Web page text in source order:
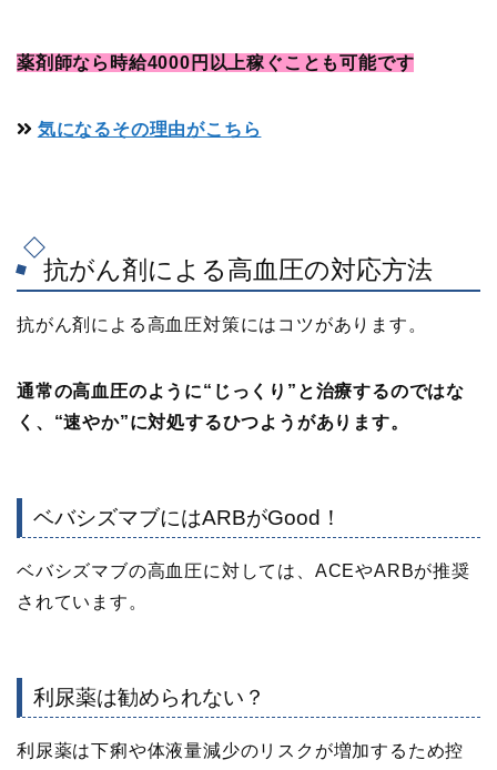
薬剤師なら時給4000円以上稼ぐことも可能です
気になるその理由がこちら
抗がん剤による高血圧の対応方法
抗がん剤による高血圧対策には コツがあります。
通常の高血圧のように“じっくり”と治療するのではな
く、“速やか”に対処するひつようがあります。
ベバシズマブにはARBがGood！
ベバシズマブの高血圧に対しては、ACEやARBが推奨
されています。
利尿薬は勧められない？
利尿薬は下痢や体液量減少のリスクが増加するため控